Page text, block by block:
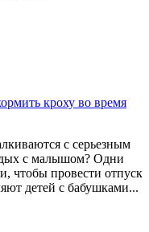
кроху во время
с серьезным
с малышом? Одни
чтобы провести отпуск
детей с бабушками...